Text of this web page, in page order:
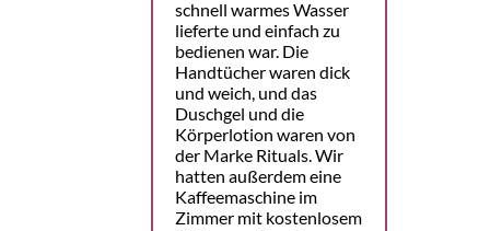
schnell warmes Wasser
lieferte und einfach zu
bedienen war. Die
Handtücher waren dick
und weich, und das
Duschgel und die
Körperlotion waren von
der Marke Rituals. Wir
hatten außerdem eine
Kaffeemaschine im
Zimmer mit kostenlosem